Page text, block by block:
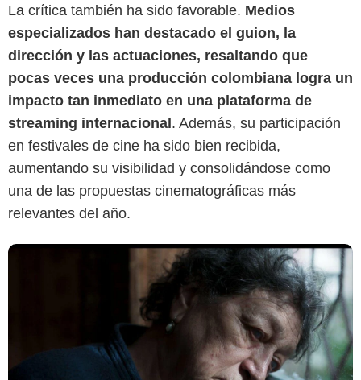
La crítica también ha sido favorable. Medios
especializados han destacado el guion, la
dirección y las actuaciones, resaltando que
pocas veces una producción colombiana logra un
impacto tan inmediato en una plataforma de
streaming internacional. Además, su participación
en festivales de cine ha sido bien recibida,
aumentando su visibilidad y consolidándose como
una de las propuestas cinematográficas más
relevantes del año.
Max